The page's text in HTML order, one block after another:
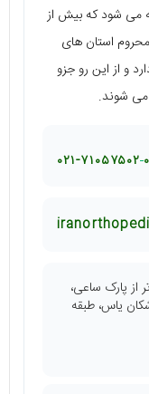
می شود که بیش از
استان های
و از این رو جزو
می شوند.
۰۲۱-۷۱۰۵۷۵۰۲
از پارک ساعی،
پزشکان یاس، طبقه